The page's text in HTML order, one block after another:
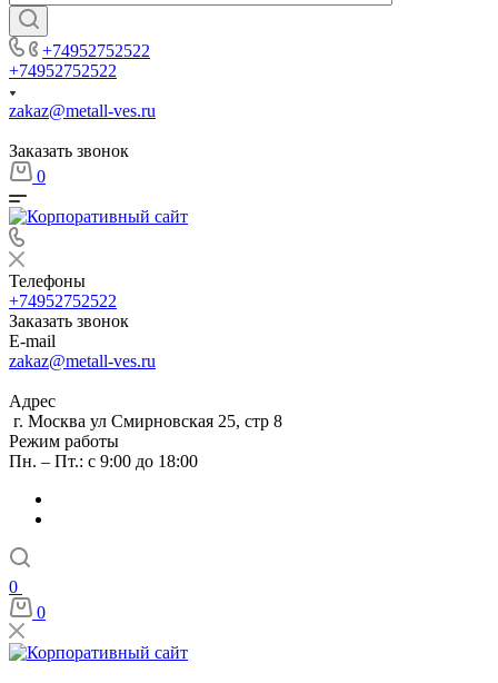
+74952752522
+74952752522
zakaz@metall-ves.ru
Заказать звонок
0
Телефоны
+74952752522
Заказать звонок
E-mail
zakaz@metall-ves.ru
Адрес
г. Москва ул Смирновская 25, стр 8
Режим работы
Пн. – Пт.: с 9:00 до 18:00
0
0